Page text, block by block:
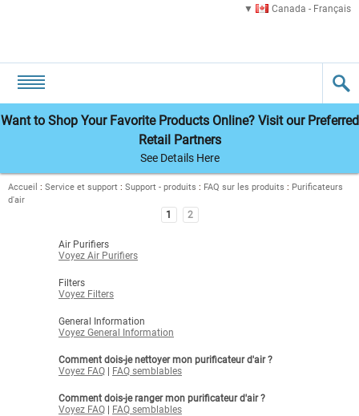
Canada - Français
Want to Shop Your Favorite Products Online? Visit our Preferred
Retail Partners
See Details Here
Accueil : Service et support : Support - produits : FAQ sur les produits : Purificateurs
d'air
1 2
Air Purifiers
Voyez Air Purifiers
Filters
Voyez Filters
General Information
Voyez General Information
Comment dois-je nettoyer mon purificateur d'air ?
Voyez FAQ
FAQ semblables
Comment dois-je ranger mon purificateur d'air ?
Voyez FAQ
FAQ semblables